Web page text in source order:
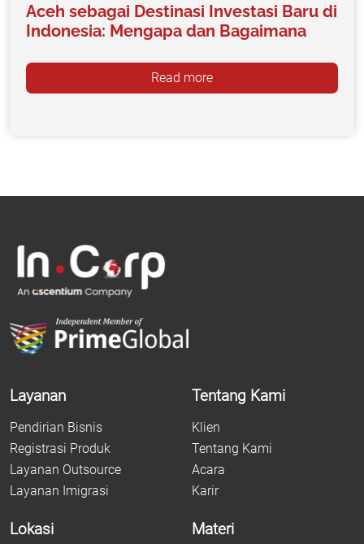
Aceh sebagai Destinasi Investasi Baru di
Indonesia: Mengapa dan Bagaimana
Read more
Layanan
Pendirian Bisnis
Registrasi Produk
Layanan Outsource
Layanan Imigrasi
Tentang Kami
Klien
Tentang Kami
Acara
Karir
Lokasi Materi